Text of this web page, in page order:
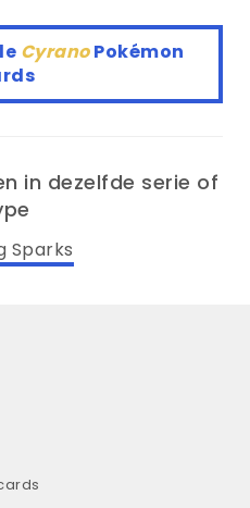
CyranoPokémon
in dezelfde serie of
Sparks